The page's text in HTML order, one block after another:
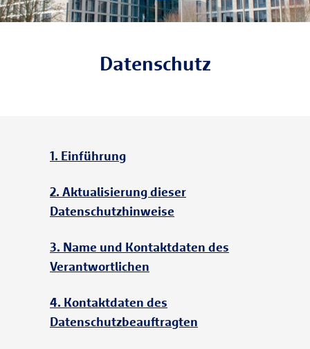
Datenschutz
1. Einführung
2. Aktualisierung dieser
Datenschutzhinweise
3. Name und Kontaktdaten des
Verantwortlichen
4. Kontaktdaten des
Datenschutzbeauftragten